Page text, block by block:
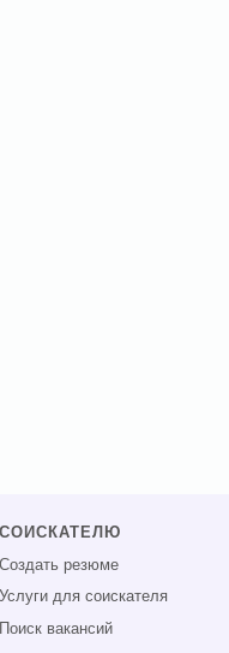
СОИСКАТЕЛЮ
Создать резюме
Услуги для соискателя
Поиск вакансий